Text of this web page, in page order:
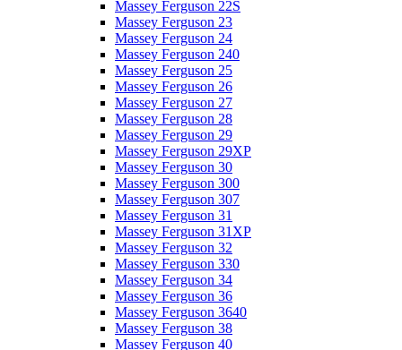
Massey Ferguson 22S
Massey Ferguson 23
Massey Ferguson 24
Massey Ferguson 240
Massey Ferguson 25
Massey Ferguson 26
Massey Ferguson 27
Massey Ferguson 28
Massey Ferguson 29
Massey Ferguson 29XP
Massey Ferguson 30
Massey Ferguson 300
Massey Ferguson 307
Massey Ferguson 31
Massey Ferguson 31XP
Massey Ferguson 32
Massey Ferguson 330
Massey Ferguson 34
Massey Ferguson 36
Massey Ferguson 3640
Massey Ferguson 38
Massey Ferguson 40